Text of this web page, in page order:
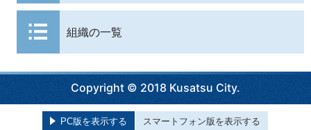
組織の一覧
Copyright © 2018 Kusatsu City.
PC版を表示する スマートフォン版を表示する